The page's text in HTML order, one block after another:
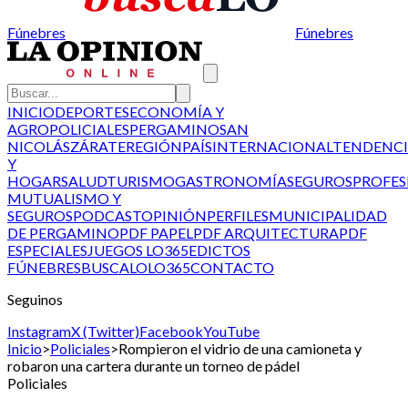
Fúnebres Fúnebres
INICIODEPORTESECONOMÍA Y
AGROPOLICIALESPERGAMINOSAN
NICOLÁSZÁRATEREGIÓNPAÍSINTERNACIONAL
Y
HOGARSALUDTURISMOGASTRONOMÍASEGUROS
MUTUALISMO Y
SEGUROSPODCASTOPINIÓNPERFILESMUNICIPALIDAD
DE PERGAMINOPDF PAPELPDF ARQUITECTURAPDF
ESPECIALESJUEGOS LO365EDICTOS
FÚNEBRESBUSCALOLO365CONTACTO
Seguinos
InstagramX (Twitter)FacebookYouTube
Inicio>Policiales>Rompieron el vidrio de una camioneta y
robaron una cartera durante un torneo de pádel
Policiales